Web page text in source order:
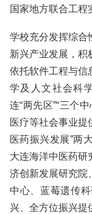
国家地方联合工程
学校充分发挥综合
新兴产业发展，积
依托软件工程与信
学及人文社会科
连“两先区”“三个
医疗等社会事业提
医药振兴发展”两
大连海洋中医药研
济创新发展研究院
中心、蓝莓遗传
兴、全方位振兴提